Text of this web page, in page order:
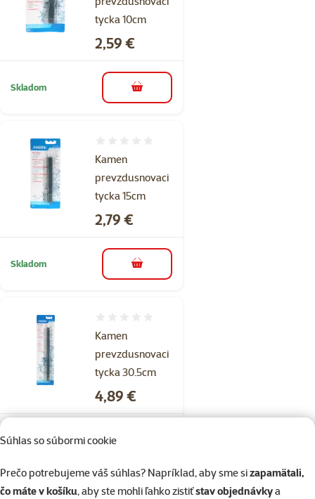
Súhlas so súbormi cookie
Prečo potrebujeme váš súhlas? Napríklad, aby sme sizapamätali,
čo máte v košíku, aby ste mohli ľahko zistiťstav objednávkya
tycka 10cm
Cena
2,59 €
Skladom do košíka
Kamen
prevzdusnovaci
tycka 15cm
Cena
2,79 €
Skladom do košíka
Kamen
prevzdusnovaci
tycka 30.5cm
Cena
4,89 €
Skladom